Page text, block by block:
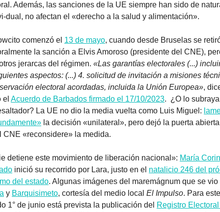
Además, las sanciones de la UE siempre han sido de
dual, no afectan el «derecho a la salud y alimentación».
comenzó el 13 de mayo, cuando desde Bruselas se
la sanción a Elvis Amoroso (presidente del CNE),
jerarcas del régimen. «Las garantías electorales (...)
aspectos: (...) 4. solicitud de invitación a misiones
electoral acordadas, incluida la Unión Europea»,
el Acuerdo de Barbados firmado el 17/10/2023.  ¿O lo
La UE no dio la media vuelta como Luis Miguel:
la decisión «unilateral», pero dejó la puerta
CNE «reconsidere» la medida.
detiene este movimiento de liberación nacional»: María
inició su recorrido por Lara, justo en el natalicio 246 del
del estado
y Barquisimeto, cortesía del medio local El Impulso. Para este
1° de junio está prevista la publicación del Registro Electoral